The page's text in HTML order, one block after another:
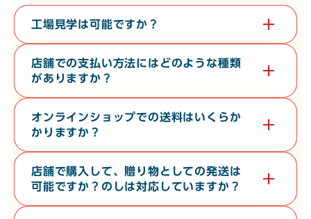
工場見学は可能ですか？
はい。教育旅行や経済団体等、団体様の工場見学も承っておりま
す。無料で３０分から６０分程度の時間で承っております。希望
日の１０日前までに電話またはお問い合わせフォームよりご連絡
ください。
店舗での支払い方法にはどのような種類
がありますか？
現金・各クレジットカード・各種電子マネー・バーコード決済が
対応しております。
オンラインショップでの送料はいくらか
かりますか？
お届け先の地域や、常温便・冷蔵便・冷凍便などの温度帯によっ
て異なります。オンラインショップの ご利用ガイドをご確認くだ
さい。
店舗で購入して、贈り物としての発送は
可能ですか？のしは対応していますか？
店舗からの地方発送（クロネコヤマト便）、熨斗（のし）の対応